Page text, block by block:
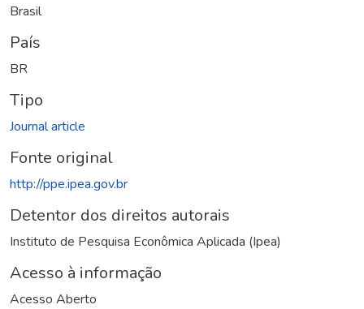
Brasil
País
BR
Tipo
Journal article
Fonte original
http://ppe.ipea.gov.br
Detentor dos direitos autorais
Instituto de Pesquisa Econômica Aplicada (Ipea)
Acesso à informação
Acesso Aberto